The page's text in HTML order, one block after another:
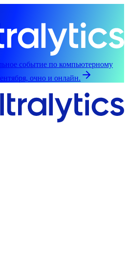
событие по компьютерному
очно и онлайн.